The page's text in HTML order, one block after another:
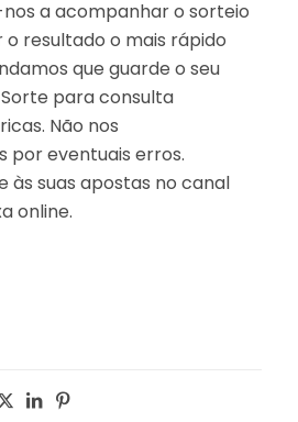
a acompanhar o sorteio
resultado o mais rápido
que guarde o seu
para consulta
Não nos
por eventuais erros.
suas apostas no canal
online.